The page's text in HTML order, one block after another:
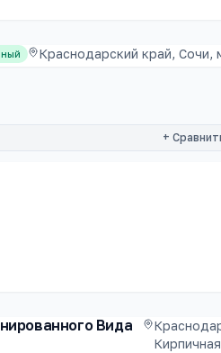
Краснодарский край, Сочи,
+
Вида